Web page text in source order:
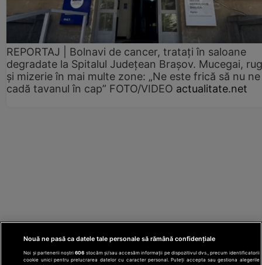
REPORTAJ | Bolnavi de cancer, tratați în saloane
degradate la Spitalul Județean Brașov. Mucegai,
și mizerie în mai multe zone: „Ne este frică să nu ne
cadă tavanul în cap” FOTO/VIDEO actualitate.net
Nouă ne pasă ca datele tale personale să rămână confidențiale
Noi și partenerii noștri606 stocăm și/sau accesăm informații pe dispozitivul dvs., precum identificatorii
cookie unici pentru prelucrarea datelor cu caracter personal. Puteți accepta sau gestiona alegerile